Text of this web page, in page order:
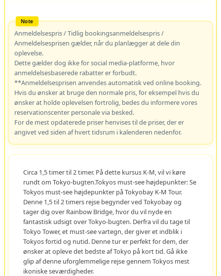
Anmeldelsespris / Tidlig bookingsanmeldelsespris /
Anmeldelsesprisen gælder, når du planlægger at dele din
oplevelse.
Dette gælder dog ikke for social media-platforme, hvor
anmeldelsesbaserede rabatter er forbudt.
**Anmeldelsesprisen anvendes automatisk ved online booking.
Hvis du ønsker at bruge den normale pris, for eksempel hvis du
ønsker at holde oplevelsen fortrolig, bedes du informere vores
reservationscenter personale via besked.
For de mest opdaterede priser henvises til de priser, der er
angivet ved siden af hvert tidsrum i kalenderen nedenfor.
Circa 1,5 timer til 2 timer. På dette kursus K-M, vil vi køre
rundt om Tokyo-bugten.Tokyos must-see højdepunkter: Se
Tokyos must-see højdepunkter på Tokyobay K-M Tour.
Denne 1,5 til 2 timers rejse begynder ved Tokyobay og
tager dig over Rainbow Bridge, hvor du vil nyde en
fantastisk udsigt over Tokyo-bugten. Derfra vil du tage til
Tokyo Tower, et must-see vartegn, der giver et indblik i
Tokyos fortid og nutid. Denne tur er perfekt for dem, der
ønsker at opleve det bedste af Tokyo på kort tid. Gå ikke
glip af denne uforglemmelige rejse gennem Tokyos mest
ikoniske seværdigheder.